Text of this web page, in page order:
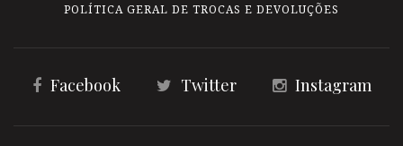
POLÍTICA GERAL DE TROCAS E DEVOLUÇÕES
Facebook Twitter Instagram